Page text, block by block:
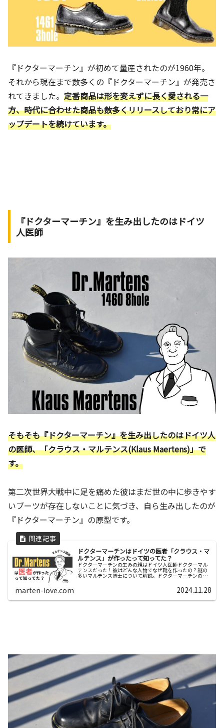
『ドクターマーチン』が初めて量産されたのが1960年。
それから現在まで数多くの『ドクターマーチン』が発売さ
れてきました。 定番商品は形を変えずに長く愛される一
方、時代に合わせた商品も数多くリリースしており常にア
ップデートを続けています。
『ドクターマーチン』を生み出したのはドイツ
人医師
そもそも『ドクターマーチン』を生み出したのはドイツ人
の医師、「クラウス・マルテンス(Klaus Maertens)」で
す。
第二次世界大戦中に足を痛めた彼はまだ世の中に歩きやす
いブーツが存在しないことに気づき、自ら生み出したのが
『ドクターマーチン』の原型です。
ドクターマーチンはドイツの医者「クラウス・マ
ルテンス」が作ったって知ってた？
ドクターマーチンの生みの親はドイツ人医師ドクターマル
テンスだった！彼はどんな人物でなぜ靴を作ったの？謎の
多いマルテンス博士について解説。ドクターマーチンの誕
生に迫ります。
marten-love.com 2024.11.28